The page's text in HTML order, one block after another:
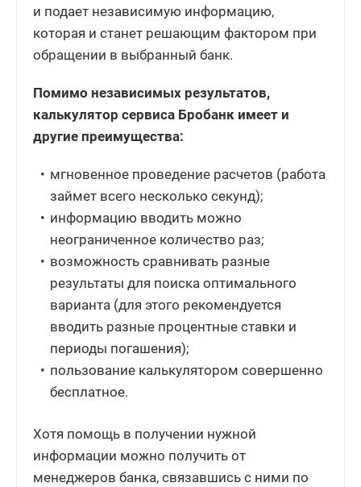
и подает независимую информацию,
которая и станет решающим фактором при
обращении в выбранный банк.
Помимо независимых результатов,
калькулятор сервиса Бробанк имеет и
другие преимущества:
мгновенное проведение расчетов (работа
займет всего несколько секунд);
информацию вводить можно
неограниченное количество раз;
возможность сравнивать разные
результаты для поиска оптимального
варианта (для этого рекомендуется
вводить разные процентные ставки и
периоды погашения);
пользование калькулятором совершенно
бесплатное.
Хотя помощь в получении нужной
информации можно получить от
менеджеров банка, связавшись с ними по